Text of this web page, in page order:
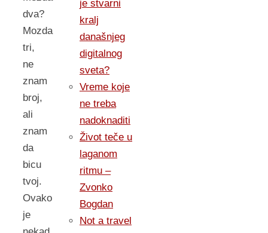
dva?
Mozda
tri,
ne
znam
broj,
ali
znam
da
bicu
tvoj.
Ovako
je
je stvarni
kralj
današnjeg
digitalnog
sveta?
Vreme koje
ne treba
nadoknaditi
Život teče u
laganom
ritmu –
Zvonko
Bogdan
Not a travel